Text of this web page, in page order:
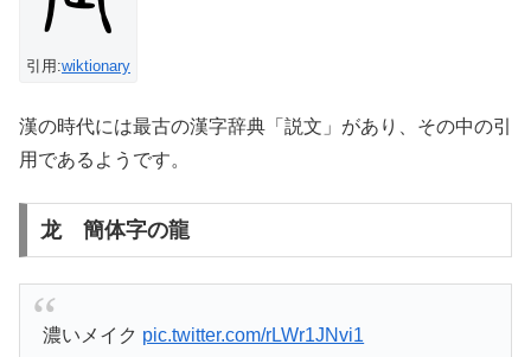
引用:wiktionary
漢の時代には最古の漢字辞典「説文」があり、その中の引
用であるようです。
龙 簡体字の龍
濃いメイク pic.twitter.com/rLWr1JNvi1